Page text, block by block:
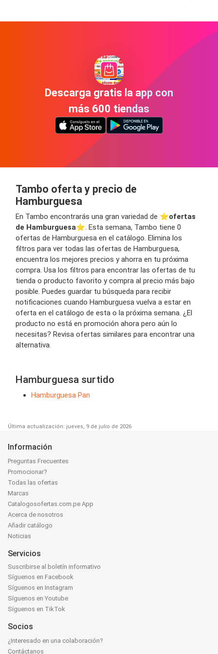
Descarga gratis la app con
más 600 tiendas
Tambo oferta y precio de
Hamburguesa
En Tambo encontrarás una gran variedad de ⭐️ofertas
de Hamburguesa⭐️. Esta semana, Tambo tiene 0
ofertas de Hamburguesa en el catálogo. Elimina los
filtros para ver todas las ofertas de Hamburguesa,
encuentra los mejores precios y ahorra en tu próxima
compra. Usa los filtros para encontrar las ofertas de tu
tienda o producto favorito y compra al precio más bajo
posible. Puedes guardar tu búsqueda para recibir
notificaciones cuando Hamburguesa vuelva a estar en
oferta en el catálogo de esta o la próxima semana. ¿El
producto no está en promoción ahora pero aún lo
necesitas? Revisa ofertas similares para encontrar una
alternativa.
Hamburguesa surtido
Hamburguesa Pan
Última actualización: jueves, 9 de julio de 2026
Información
Preguntas Frecuentes
Promocionar?
Todas las ofertas
Marcas
Catalogosofertas.com.pe App
Acerca de nosotros
Añadir catálogo
Noticias
Servicios
Suscribirse al boletín informativo
Síguenos en Facebook
Síguenos en Instagram
Síguenos en Youtube
Síguenos en TikTok
Socios
¿Interesado en una colaboración?
Contáctanos